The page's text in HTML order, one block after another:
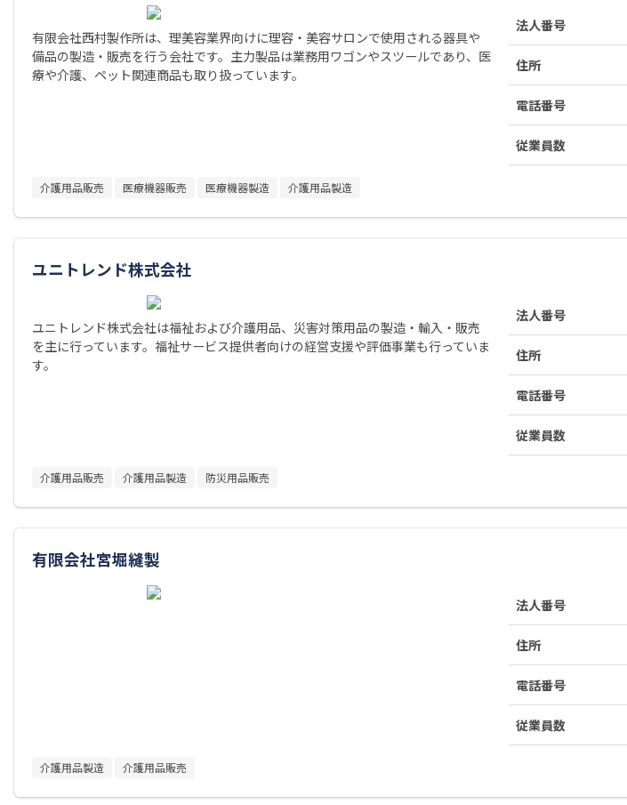
有限会社西村製作所は、理美容業界向けに理容・美容サロンで使用される器具や
備品の製造・販売を行う会社です。主力製品は業務用ワゴンやスツールであり、医
療や介護、ペット関連商品も取り扱っています。
法人番号
住所
電話番号
従業員数
介護用品販売 医療機器販売 医療機器製造 介護用品製造
ユニトレンド株式会社
ユニトレンド株式会社は福祉および介護用品、災害対策用品の製造・輸入・販売
を主に行っています。福祉サービス提供者向けの経営支援や評価事業も行っていま
す。
法人番号
住所
電話番号
従業員数
介護用品販売 介護用品製造 防災用品販売
有限会社宮堀縫製
法人番号
住所
電話番号
従業員数
介護用品製造 介護用品販売